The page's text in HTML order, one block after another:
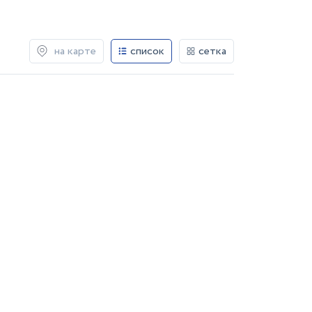
на карте список сетка